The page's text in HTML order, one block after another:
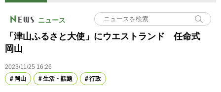
ニュース
「津山ふるさと大使」にウエストランド 任命式
岡山
2023/11/25 16:26
岡山
生活・話題 行政